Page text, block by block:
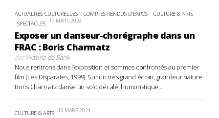
ACTUALITÉS CULTURELLES COMPTES RENDUS D'EXPOS
CULTURE & ARTS
SPECTACLES 17 MARS 2024
Exposer un danseur-chorégraphe dans un
FRAC : Boris Charmatz
parVictoria de Bank
Nous rentrons dans l’exposition et sommes confrontés au premier
film (Les Disparates, 1999). Sur un très grand écran, grandeur nature
Boris Charmatz danse un solo décalé, humoristique,...
CULTURE & ARTS 10 MARS 2024